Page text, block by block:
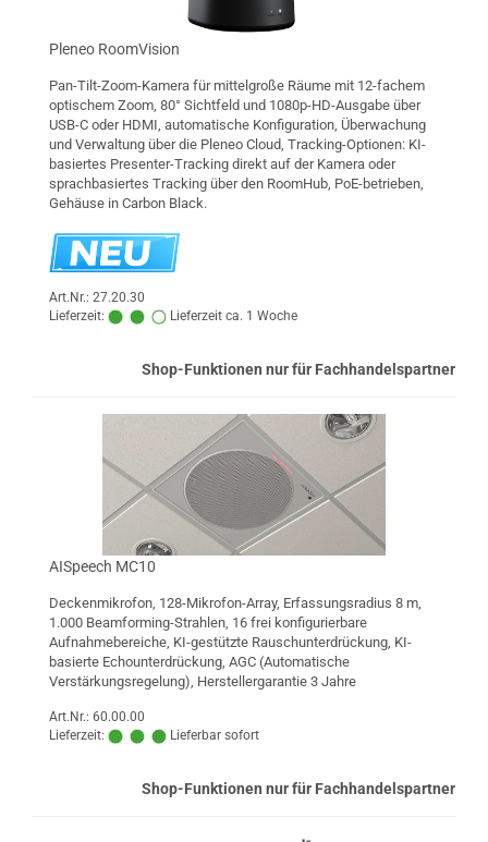
Pleneo RoomVision
Pan-Tilt-Zoom-Kamera für mittelgroße Räume mit 12-fachem
optischem Zoom, 80° Sichtfeld und 1080p-HD-Ausgabe über
USB-C oder HDMI, automatische Konfiguration, Überwachung
und Verwaltung über die Pleneo Cloud, Tracking-Optionen: KI-
basiertes Presenter-Tracking direkt auf der Kamera oder
sprachbasiertes Tracking über den RoomHub, PoE-betrieben,
Gehäuse in Carbon Black.
Art.Nr.: 27.20.30
Lieferzeit:
Lieferzeit ca. 1 Woche
Shop-Funktionen nur für Fachhandelspartner
AISpeech MC10
Deckenmikrofon, 128-Mikrofon-Array, Erfassungsradius 8 m,
1.000 Beamforming-Strahlen, 16 frei konfigurierbare
Aufnahmebereiche, KI-gestützte Rauschunterdrückung, KI-
basierte Echounterdrückung, AGC (Automatische
Verstärkungsregelung), Herstellergarantie 3 Jahre
Art.Nr.: 60.00.00
Lieferzeit:
Lieferbar sofort
Shop-Funktionen nur für Fachhandelspartner